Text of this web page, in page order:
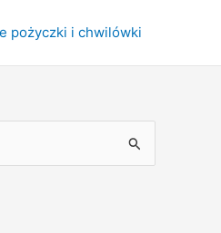
pożyczki i chwilówki